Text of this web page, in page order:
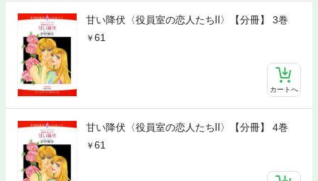
甘い降伏〈役員室の恋人たちⅡ〉【分冊】 3巻
61
カートへ
甘い降伏〈役員室の恋人たちⅡ〉【分冊】 4巻
61